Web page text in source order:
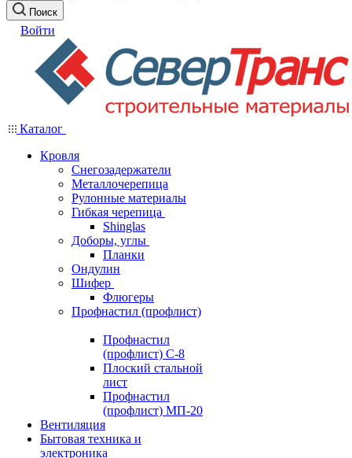
Поиск
Войти
Каталог
Кровля
Снегозадержатели
Металлочерепица
Рулонные материалы
Гибкая черепица
Shinglas
Доборы, углы
Планки
Ондулин
Шифер
Флюгеры
Профнастил (профлист)
Профнастил
(профлист) С-8
Плоский стальной
лист
Профнастил
(профлист) МП-20
Вентиляция
Бытовая техника и
электроника